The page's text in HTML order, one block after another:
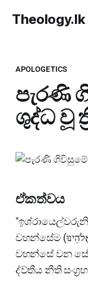
Theology.lk
APOLOGETICS
පැරණි
ශුද්ධ වූ
ඒකත්වය
වහන්සේම (אֱלֹהֵינוּ: aleinu) පමණක් (אֶחָד: achd) දෙවියන්
වහන්සේ වන
ද්ව්තීය නීති